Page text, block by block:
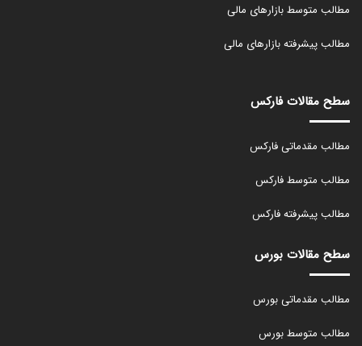
مطالب متوسط بازارهای مالی
مطالب پیشرفته بازارهای مالی
سطح مقالات فارکس
مطالب مقدماتی فارکس
مطالب متوسط فارکس
مطالب پیشرفته فارکس
سطح مقالات بورس
مطالب مقدماتی بورس
مطالب متوسط بورس